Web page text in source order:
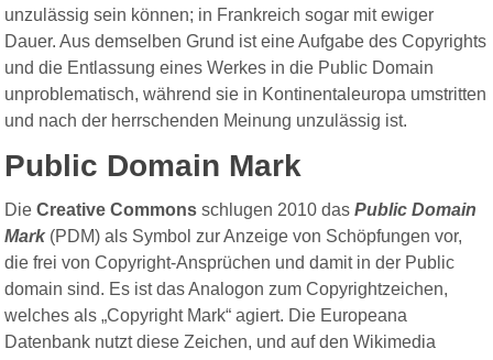
unzulässig sein können; in Frankreich sogar mit ewiger
Dauer. Aus demselben Grund ist eine Aufgabe des Copyrights
und die Entlassung eines Werkes in die Public Domain
unproblematisch, während sie in Kontinentaleuropa umstritten
und nach der herrschenden Meinung unzulässig ist.
Public Domain Mark
DieCreative Commons schlugen 2010 das Public Domain
Mark(PDM) als Symbol zur Anzeige von Schöpfungen vor,
die frei von Copyright-Ansprüchen und damit in der Public
domain sind. Es ist das Analogon zum Copyrightzeichen,
welches als „Copyright Mark“ agiert. Die Europeana
Datenbank nutzt diese Zeichen, und auf den Wikimedia